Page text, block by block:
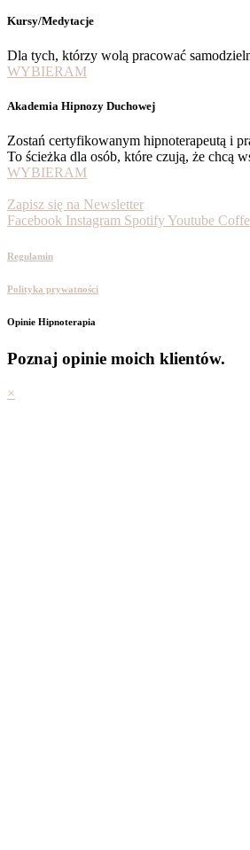
Kursy/Medytacje
Dla tych, którzy wolą pracować
WYBIERAM
Akademia Hipnozy Duchowej
Zostań certyfikowanym hipnoterapeutą i
To ścieżka dla osób, które czują, że chcą
WYBIERAM
Zapisz się na Newsletter
Facebook Instagram SpotifyYoutube
Regulamin
Polityka prywatności
Opinie Hipnoterapia
Poznaj opinie moich klientów.
×